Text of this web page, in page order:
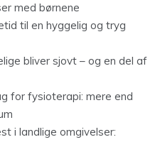
med børnene
til en hyggelig og tryg
bliver sjovt – og en del af
for fysioterapi: mere end
i landlige omgivelser: